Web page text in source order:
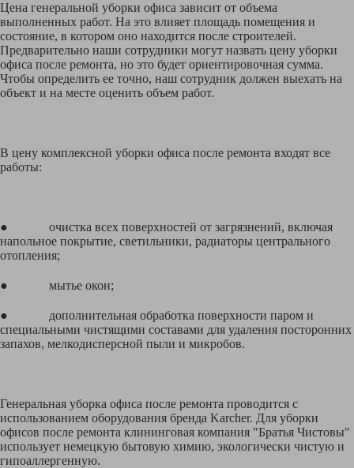
Цена генеральной уборки офиса зависит от объема
выполненных работ. На это влияет площадь помещения и
состояние, в котором оно находится после строителей.
Предварительно наши сотрудники могут назвать цену уборки
офиса после ремонта, но это будет ориентировочная сумма.
Чтобы определить ее точно, наш сотрудник должен выехать на
объект и на месте оценить объем работ.
В цену комплексной уборки офиса после ремонта входят все
работы:
● очистка всех поверхностей от загрязнений, включая
напольное покрытие, светильники, радиаторы центрального
отопления;
● мытье окон;
● дополнительная обработка поверхности паром и
специальными чистящими составами для удаления посторонних
запахов, мелкодисперсной пыли и микробов.
Генеральная уборка офиса после ремонта проводится с
использованием оборудования бренда Karcher. Для уборки
офисов после ремонта клининговая компания "Братья Чистовы"
использует немецкую бытовую химию, экологически чистую и
гипоаллергенную.